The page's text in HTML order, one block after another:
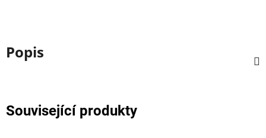
Popis
Související produkty